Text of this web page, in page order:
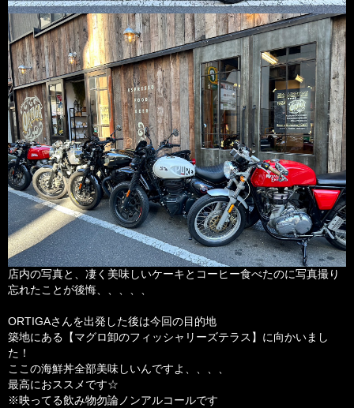
店内の写真と、凄く美味しいケーキとコーヒー食べたのに写真撮り
忘れたことが後悔、、、、、
ORTIGAさんを出発した後は今回の目的地
築地にある【マグロ卸のフィッシャリーズテラス】に向かいまし
た！
ここの海鮮丼全部美味しいんですよ、、、、
最高におススメです☆
※映ってる飲み物勿論ノンアルコールです